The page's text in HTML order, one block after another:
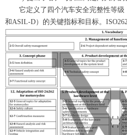
它定义了四个汽车安全完整性等级
和ASIL-D）的关键指标和目标。 I